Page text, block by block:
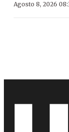
Agosto 8, 2026